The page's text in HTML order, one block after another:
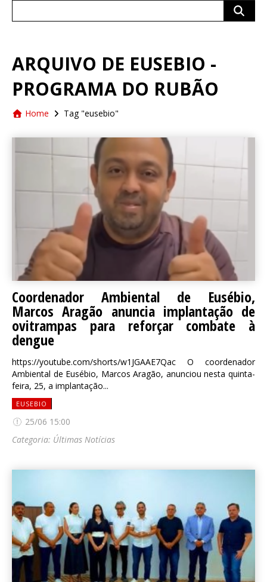
ARQUIVO DE EUSEBIO -
PROGRAMA DO RUBÃO
Home Tag "eusebio"
Coordenador Ambiental de Eusébio,
Marcos Aragão anuncia implantação de
ovitrampas para reforçar combate à
dengue
https://youtube.com/shorts/w1JGAAE7Qac O coordenador
Ambiental de Eusébio, Marcos Aragão, anunciou nesta quinta-
feira, 25, a implantação...
EUSEBIO
25/06 15:00
Categoria: Últimas Notícias